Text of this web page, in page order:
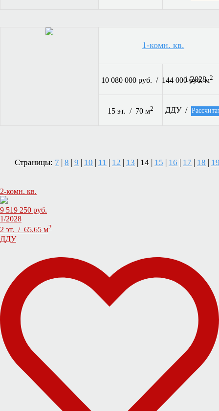
1-комн. кв.
10 080 000 руб. / 144 000 руб. м2
1/2028
15 эт. / 70 м2 ДДУ /
Страницы: 7 8 9 10 11 12 13 | 14 | 15 16 17 18
2-комн. кв.
9 519 250 руб.
1/2028
2 эт. / 65.65 м2
ДДУ